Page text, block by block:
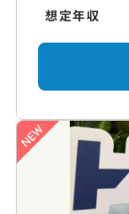
想定年収